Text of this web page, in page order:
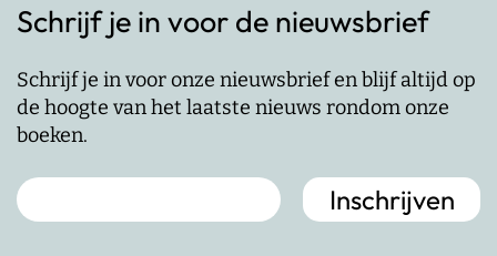
Schrijf je in voor de nieuwsbrief
Schrijf je in voor onze nieuwsbrief en blijf altijd op
de hoogte van het laatste nieuws rondom onze
boeken.